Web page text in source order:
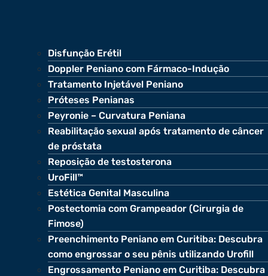
Disfunção Erétil
Doppler Peniano com Fármaco-Indução
Tratamento Injetável Peniano
Próteses Penianas
Peyronie – Curvatura Peniana
Reabilitação sexual após tratamento de câncer
de próstata
Reposição de testosterona
UroFill™
Estética Genital Masculina
Postectomia com Grampeador (Cirurgia de
Fimose)
Preenchimento Peniano em Curitiba: Descubra
como engrossar o seu pênis utilizando Urofill
Engrossamento Peniano em Curitiba: Descubra